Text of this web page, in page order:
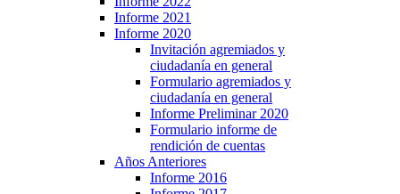
Informe 2021
Informe 2020
Invitación agremiados y
ciudadanía en general
Formulario agremiados y
ciudadanía en general
Informe Preliminar 2020
Formulario informe de
rendición de cuentas
Años Anteriores
Informe 2016